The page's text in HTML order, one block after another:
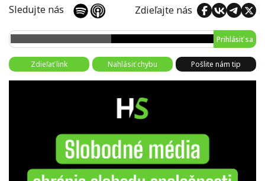
Sledujte nás Zdieľajte nás
Prihlásiť sa
Zdieľať link Nahlásiť chybu Pošlite nám tip